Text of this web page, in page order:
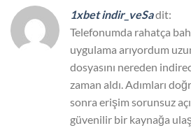
1xbet indir_veSadit:
Telefonumda rahatça
uygulama arıyordum
dosyasını nereden
zaman aldı. Adımları
sonra erişim sorunsuz
güvenilir bir kaynağa